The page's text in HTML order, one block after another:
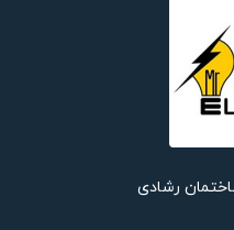
تهیه شود. شما می توانید این
باشید. یکی از ویژگی های
الکتروپیک 996، امکان ارتباط با دو دوربین حفاظتی
الکتروپیک به شمار می آید.
دو خروجی می باشد که می
به دوربین حفاظتی و پنل درب
رشادی